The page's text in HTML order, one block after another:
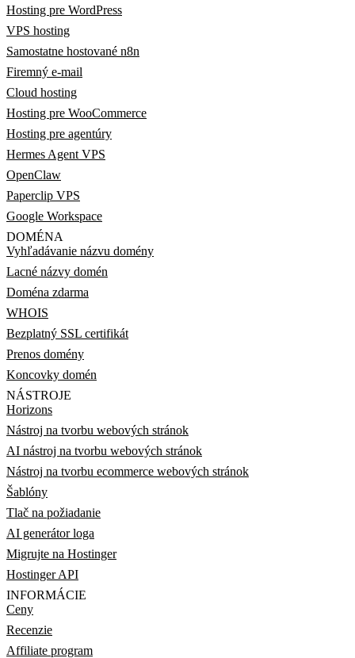
Hosting pre WordPress
VPS hosting
Samostatne hostované n8n
Firemný e-mail
Cloud hosting
Hosting pre WooCommerce
Hosting pre agentúry
Hermes Agent VPS
OpenClaw
Paperclip VPS
Google Workspace
DOMÉNA
Vyhľadávanie názvu domény
Lacné názvy domén
Doména zdarma
WHOIS
Bezplatný SSL certifikát
Prenos domény
Koncovky domén
NÁSTROJE
Horizons
Nástroj na tvorbu webových stránok
AI nástroj na tvorbu webových stránok
Nástroj na tvorbu ecommerce webových stránok
Šablóny
Tlač na požiadanie
AI generátor loga
Migrujte na Hostinger
Hostinger API
INFORMÁCIE
Ceny
Recenzie
Affiliate program